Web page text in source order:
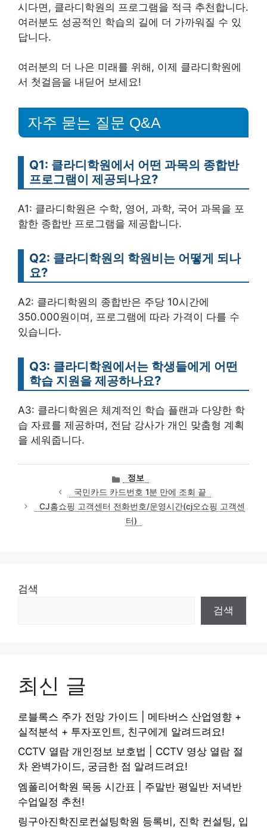
시다면, 클라디학원의 프로그램을 적극 추천합니다.
여러분도 성공적인 학습의 길에 더 가까워질 수 있
답니다.
여러분의 더 나은 미래를 위해, 이제 클라디학원에
서 첫걸음을 내딛어 보세요!
자주 묻는 질문 Q&A
Q1: 클라디학원에서 어떤 과목의 종합반
프로그램이 제공되나요?
A1: 클라디학원은 수학, 영어, 과학, 국어 과목을 포
함한 종합반 프로그램을 제공합니다.
Q2: 클라디학원의 학원비는 어떻게 되나
요?
A2: 클라디학원의 종합반은 주당 10시간에
350.000원이며, 프로그램에 따라 가격이 다를 수
있습니다.
Q3: 클라디학원에서는 학생들에게 어떤
학습 지원을 제공하나요?
A3: 클라디학원은 체계적인 학습 플랜과 다양한 학
습 자료를 제공하며, 전담 강사가 개인 맞춤형 계획
을 세워줍니다.
카
테
고
리
정보
국민카드 카드번호 1분 만에 조회 끝
CJ홈쇼핑 고객센터 전화번호/운영시간(cj오쇼핑 고객센
터)
검색
검색
최신 글
로블록스 주가 전망 가이드 | 메타버스 산업영향 +
실적분석 + 투자포인트, 친구에게 알려드려요!
CCTV 열람 개인정보 보호법 | CCTV 영상 열람 절
차 완벽가이드, 궁금한 점 알려드려요!
엠폴리어학원 목동 시간표 | 주말반 평일반 저녁반
수업일정 추천!
링구아진학진로컨설팅학원 등록비, 진학 컨설팅, 입